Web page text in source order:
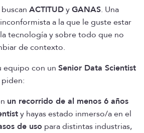
ACTITUDyGANAS. Una
a la que le guste estar
tecnología y sobre todo que no
de contexto.
equipo con un Senior Data Scientist
un recorrido de al menos 6 años
y hayas estado inmerso/a en el
de uso para distintas industrias,